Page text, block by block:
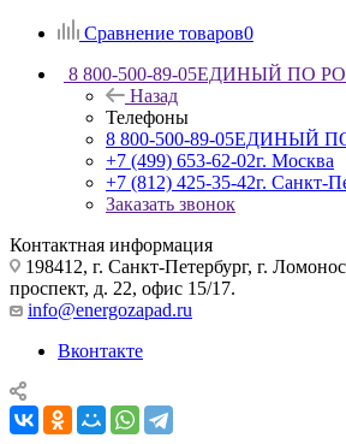
Сравнение товаров0
8 800-500-89-05ЕДИНЫЙ ПО
Назад
Телефоны
8 800-500-89-05ЕДИНЫЙ
+7 (499) 653-62-02г. Москва
+7 (812) 425-35-42г. Санкт-
Заказать звонок
Контактная информация
198412, г. Санкт-Петербург, г.
проспект, д. 22, офис 15/17.
info@energozapad.ru
Вконтакте